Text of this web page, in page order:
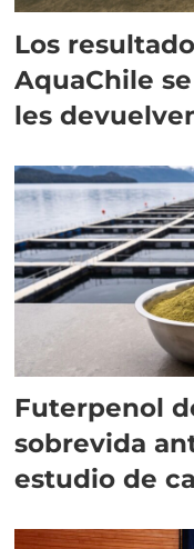
Los
AquaChile
les
Futerpenol
sobrevida
estudio de